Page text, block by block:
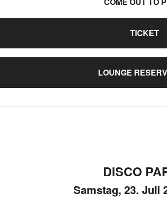
TICKET
LOUNGE
DISCO
Samstag, 23. Juli